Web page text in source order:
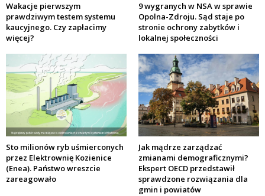
Wakacje pierwszym
prawdziwym testem systemu
kaucyjnego. Czy zapłacimy
więcej?
9 wygranych w NSA w sprawie
Opolna-Zdroju. Sąd staje po
stronie ochrony zabytków i
lokalnej społeczności
Sto milionów ryb uśmierconych
przez Elektrownię Kozienice
(Enea). Państwo wreszcie
zareagowało
Jak mądrze zarządzać
zmianami demograficznymi?
Ekspert OECD przedstawił
sprawdzone rozwiązania dla
gmin i powiatów